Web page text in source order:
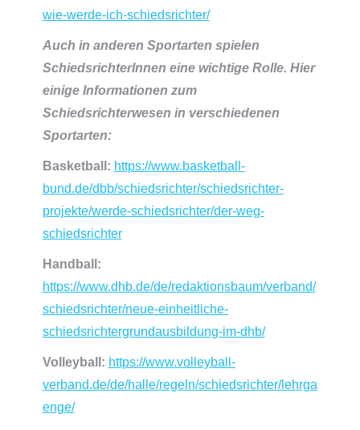
wie-werde-ich-schiedsrichter/
Auch in anderen Sportarten spielen
SchiedsrichterInnen eine wichtige Rolle. Hier
einige Informationen zum
Schiedsrichterwesen in verschiedenen
Sportarten:
Basketball: https://www.basketball-
bund.de/dbb/schiedsrichter/schiedsrichter-
projekte/werde-schiedsrichter/der-weg-
schiedsrichter
Handball:
https://www.dhb.de/de/redaktionsbaum/verband/
schiedsrichter/neue-einheitliche-
schiedsrichtergrundausbildung-im-dhb/
Volleyball: https://www.volleyball-
verband.de/de/halle/regeln/schiedsrichter/lehrga
enge/